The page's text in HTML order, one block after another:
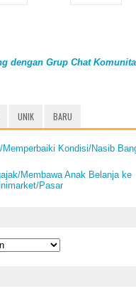
dengan Grup Chat
UNIK BARU
Memperbaiki Kondisi/Nasib
Membawa Anak Belanja ke
Pasar